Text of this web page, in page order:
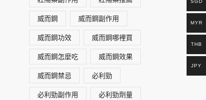
威而鋼 威而鋼副作用
威而鋼功效 威而鋼哪裡買
威而鋼怎麼吃 威而鋼效果
威而鋼禁忌 必利勁
必利勁副作用 必利勁劑量
SGD
MYR
THB
JPY